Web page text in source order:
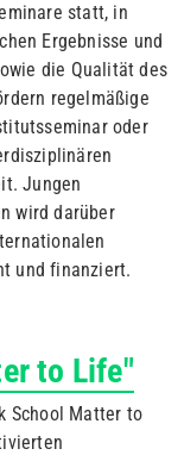
statt, in
Ergebnisse und
die Qualität des
regelmäßige
oder
Jungen
wird darüber
und finanziert.
to Life"
School Matter to